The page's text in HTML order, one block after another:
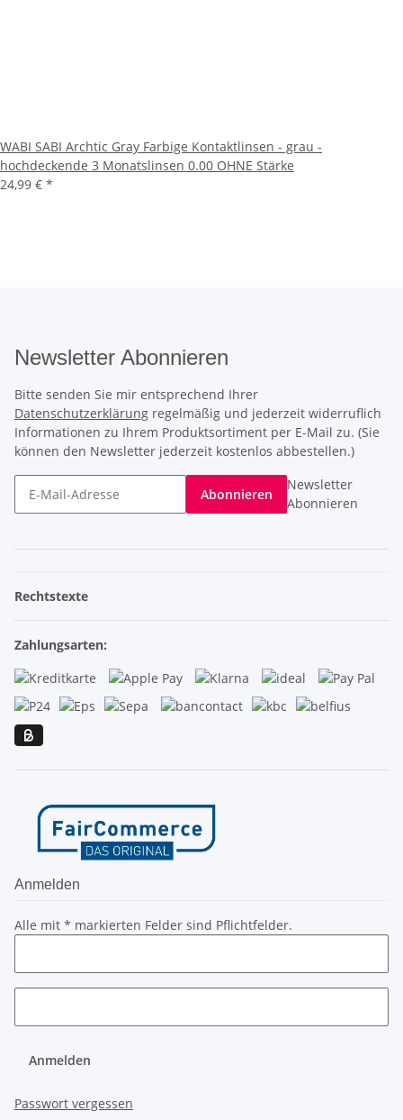
WABI SABI Archtic Gray Farbige Kontaktlinsen - grau -
hochdeckende 3 Monatslinsen 0.00 OHNE Stärke
24,99 € *
Newsletter Abonnieren
Bitte senden Sie mir entsprechend Ihrer
Datenschutzerklärung regelmäßig und jederzeit widerruflich
Informationen zu Ihrem Produktsortiment per E-Mail zu. (Sie
können den Newsletter jederzeit kostenlos abbestellen.)
Abonnieren
Newsletter
Abonnieren
Rechtstexte
Zahlungsarten:
Anmelden
Alle mit * markierten Felder sind Pflichtfelder.
Anmelden
Passwort vergessen